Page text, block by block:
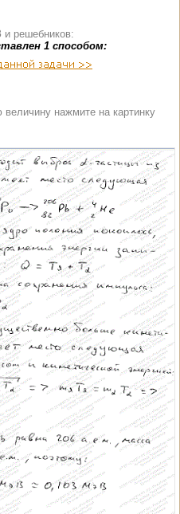
и решебников:
1 способом:
нажмите на картинку